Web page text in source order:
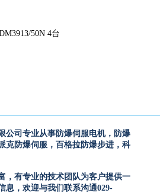
50N 4台
公司专业从事防爆伺服电机，防爆
克防爆伺服，百格拉防爆步进，科
，有专业的技术团队为客户提供一
息，欢迎与我们联系沟通029-